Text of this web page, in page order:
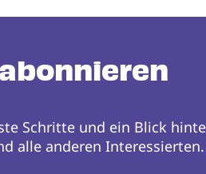
Schritte und ein Blick
alle anderen Interessierten.